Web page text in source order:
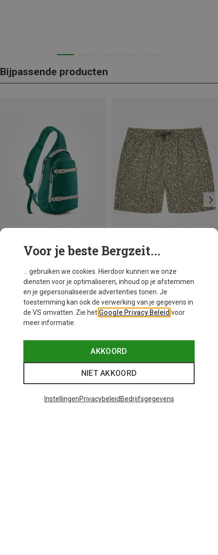
Bijpassende producten
Je bespaart 34% Je bespaart 26%
Voor je beste Bergzeit...
... gebruiken we cookies. Hierdoor kunnen we onze
diensten voor je optimaliseren, inhoud op je afstemmen
en je gepersonaliseerde advertenties tonen. Je
toestemming kan ook de verwerking van je gegevens in
de VS omvatten. Zie het Google Privacy Beleid voor
meer informatie.
AKKOORD
NIET AKKOORD
InstellingenPrivacybeleid Bedrijfsgegevens